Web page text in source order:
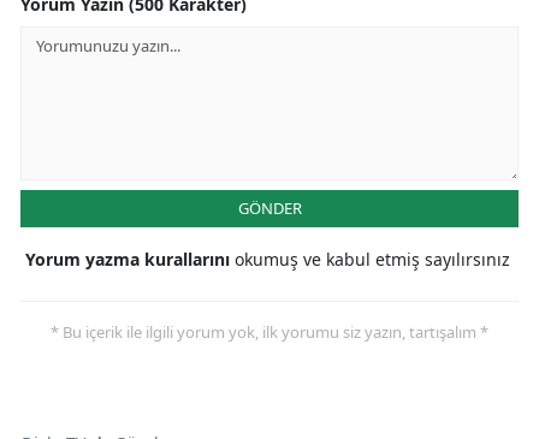
GÖNDER
Yorum yazma kurallarını okumuş ve kabul etmiş sayılırsınız
* Bu içerik ile ilgili yorum yok, ilk yorumu siz yazın, tartışalım *